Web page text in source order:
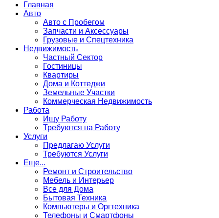
Главная
Авто
Авто с Пробегом
Запчасти и Аксессуары
Грузовые и Спецтехника
Недвижимость
Частный Сектор
Гостиницы
Квартиры
Дома и Коттеджи
Земельные Участки
Коммерческая Недвижимость
Работа
Ищу Работу
Требуются на Работу
Услуги
Предлагаю Услуги
Требуются Услуги
Еще...
Ремонт и Строительство
Мебель и Интерьер
Все для Дома
Бытовая Техника
Компьютеры и Оргтехника
Телефоны и Смартфоны